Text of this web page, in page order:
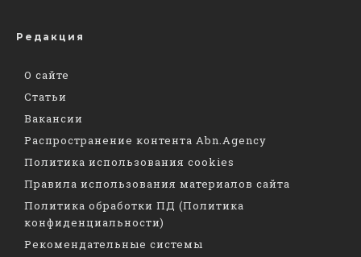
Редакция
О сайте
Статьи
Вакансии
Распространение контента Abn.Agency
Политика использования cookies
Правила использования материалов сайта
Политика обработки ПД (Политика
конфиденциальности)
Рекомендательные системы